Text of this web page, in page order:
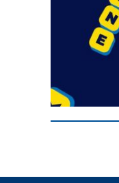
CARNET
Afin